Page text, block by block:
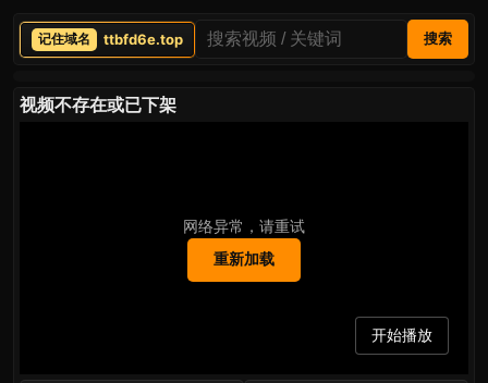
ttbfd6e.top 搜索
视频不存在或已下架
网络异常，请重试
重新加载
开始播放